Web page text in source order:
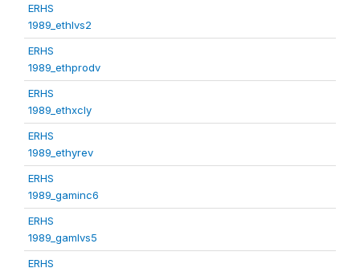
ERHS
1989_ethlvs2
ERHS
1989_ethprodv
ERHS
1989_ethxcly
ERHS
1989_ethyrev
ERHS
1989_gaminc6
ERHS
1989_gamlvs5
ERHS